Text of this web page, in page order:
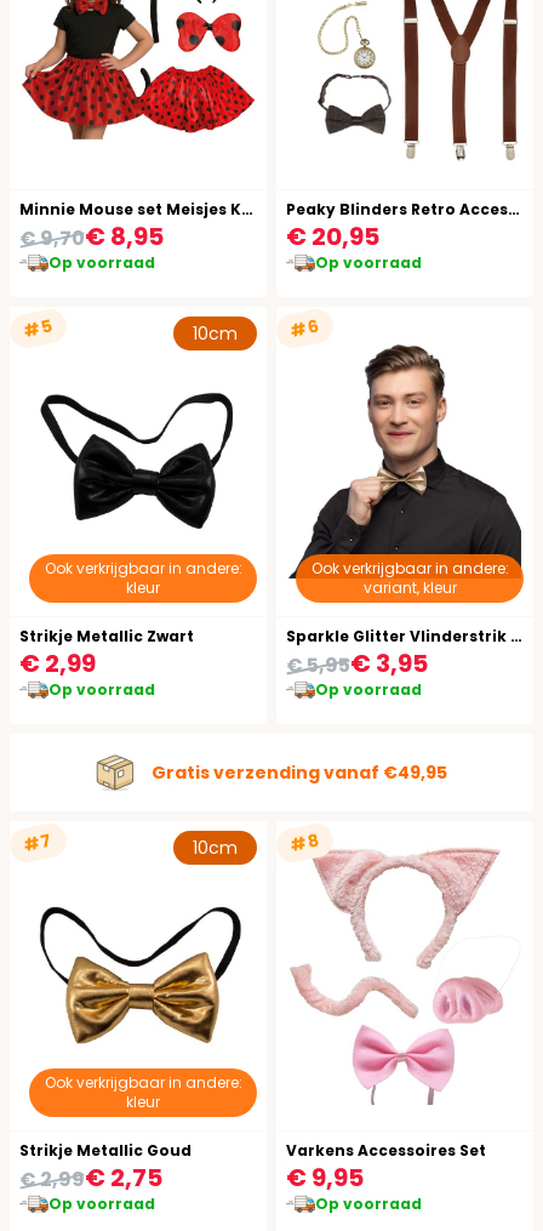
Minnie Mouse set Meisjes Kind Rood Zwart
€ 8,95
€ 9,70
Op voorraad
Peaky Blinders Retro Accessoire Setje
€ 20,95
Op voorraad
#5
Ook verkrijgbaar in andere:
kleur
10cm
Strikje Metallic Zwart
€ 2,99
Op voorraad
#6
Ook verkrijgbaar in andere:
variant, kleur
Sparkle Glitter Vlinderstrik Goud
€ 3,95
€ 5,95
Op voorraad
Gratis verzending vanaf €49,95
#7
Ook verkrijgbaar in andere:
kleur
10cm
Strikje Metallic Goud
€ 2,75
€ 2,99
Op voorraad
#8
Varkens Accessoires Set
€ 9,95
Op voorraad